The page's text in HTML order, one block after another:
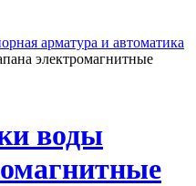
арматура и автоматика
электромагнитные
воды